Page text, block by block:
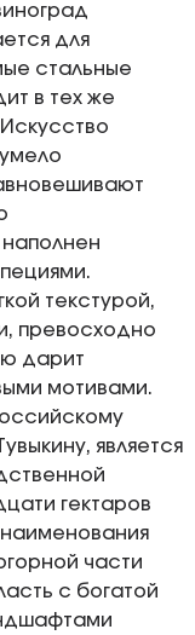
для
стальные
в тех же
текстурой,
превосходно
дарит
мотивами.
является
гектаров
части
с богатой